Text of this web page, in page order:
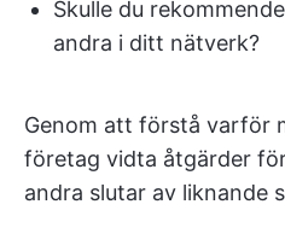
Skulle du
andra i ditt nätverk?
Genom att förstå varför
företag vidta åtgärder
andra slutar av liknande